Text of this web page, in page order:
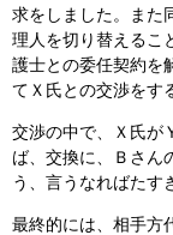
求をしました。また
理人を切り替えるこ
護士との委任契約を
てＸ氏との交渉をす
交渉の中で、Ｘ氏が
ば、交換に、Ｂさん
う、言うなればたす
最終的には、相手方